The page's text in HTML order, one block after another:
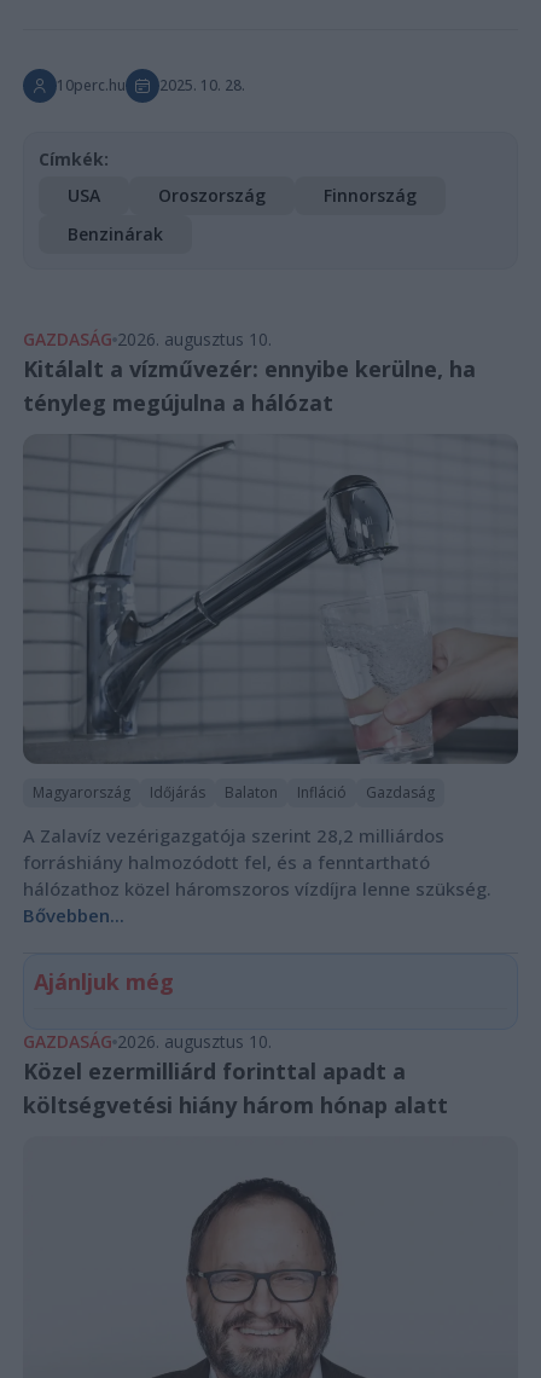
10perc.hu 2025. 10. 28.
Címkék:
USA
Oroszország
Finnország
Benzinárak
GAZDASÁG 2026. augusztus 10.
Kitálalt a vízművezér: ennyibe kerülne, ha
tényleg megújulna a hálózat
Magyarország Időjárás Balaton Infláció Gazdaság
A Zalavíz vezérigazgatója szerint 28,2 milliárdos
forráshiány halmozódott fel, és a fenntartható
hálózathoz közel háromszoros vízdíjra lenne szükség.
Bővebben...
Ajánljuk még
GAZDASÁG 2026. augusztus 10.
Közel ezermilliárd forinttal apadt a
költségvetési hiány három hónap alatt